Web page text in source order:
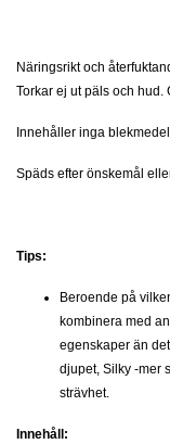
Näringsrikt och
Torkar ej ut päls och hud.
Innehåller inga blekmedel
Späds efter önskemål
Tips:
Beroende på
kombinera med
egenskaper än
djupet, Silky -mer
strävhet.
Innehåll: